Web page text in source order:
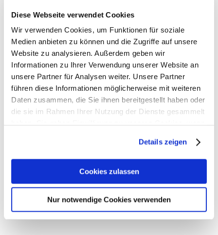
Diese Webseite verwendet Cookies
Wir verwenden Cookies, um Funktionen für soziale
Medien anbieten zu können und die Zugriffe auf unsere
Website zu analysieren. Außerdem geben wir
Informationen zu Ihrer Verwendung unserer Website an
unsere Partner für Analysen weiter. Unsere Partner
führen diese Informationen möglicherweise mit weiteren
Daten zusammen, die Sie ihnen bereitgestellt haben oder
die sie im Rahmen Ihrer Nutzung der Dienste gesammelt
Erfahren Sie in unsererDatenschutzerklärungmehr
darüber, wer wir sind, wie Sie uns kontaktieren können
und wie wir personenbezogene Daten verarbeiten.
Sie können Ihre Einwilligung jederzeit von derCookie-
Details zeigen
Cookies zulassen
Nur notwendige Cookies verwenden
Um diese wahrnehmen und berücksichtigen zu
können, ist eine adäquate Unternehmenskultur
erforderlich, die eine wertebasierte
Führungsphilosophie, die Akzeptanz von
Veränderungen durch den Wandel der
Lebensphasen, die Anerkennung von
Entwicklungsimpulsen und funktionierende
Firmengeschichte